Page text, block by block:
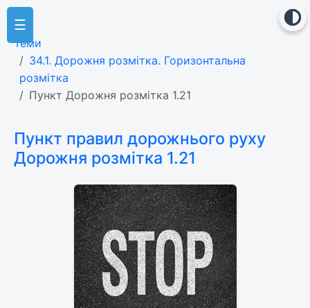
☰
Теми
34.1. Дорожня розмітка. Горизонтальна
розмітка
Пункт Дорожня розмітка 1.21
Пункт правил дорожнього руху
Дорожня розмітка 1.21